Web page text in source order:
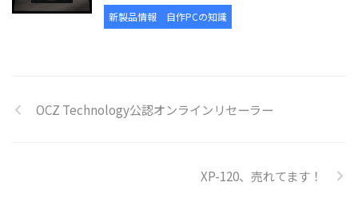
新製品情報 自作PCの知識
OCZ Technology公認オンラインリセーラー
XP-120、売れてます！